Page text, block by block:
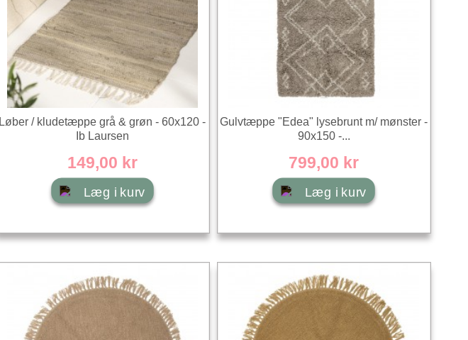
Løber / kludetæppe grå & grøn - 60x120 -
Ib Laursen
149,00 kr
Læg i kurv
Gulvtæppe "Edea" lysebrunt m/ mønster -
90x150 -...
799,00 kr
Læg i kurv